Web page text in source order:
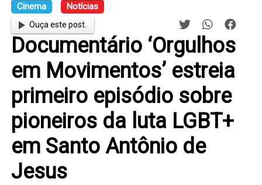
Cinema Notícias
Ouça este post.
Documentário ‘Orgulhos
em Movimentos’ estreia
primeiro episódio sobre
pioneiros da luta LGBT+
em Santo Antônio de
Jesus